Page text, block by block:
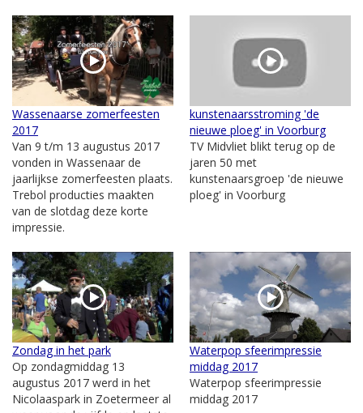
Wassenaarse zomerfeesten
2017
Van 9 t/m 13 augustus 2017
vonden in Wassenaar de
jaarlijkse zomerfeesten plaats.
Trebol producties maakten
van de slotdag deze korte
impressie.
kunstenaarsstroming 'de
nieuwe ploeg' in Voorburg
TV Midvliet blikt terug op de
jaren 50 met
kunstenaarsgroep 'de nieuwe
ploeg' in Voorburg
Zondag in het park
Op zondagmiddag 13
augustus 2017 werd in het
Nicolaaspark in Zoetermeer al
Waterpop sfeerimpressie
middag 2017
Waterpop sfeerimpressie
middag 2017